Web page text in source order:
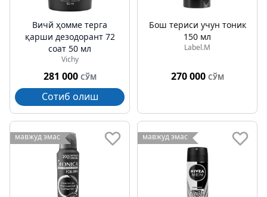
Вичй ҳомме терга
қарши дезодорант 72
соат 50 мл
Vichy
281 000 СЎМ
Сотиб олиш
Бош териси учун тоник
150 мл
Label.M
270 000 СЎМ
мавжуд эмас мавжуд эмас